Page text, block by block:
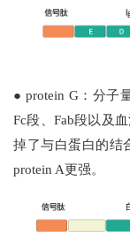
● protein G：分子
Fc段、Fab段以及
掉了与白蛋白的结
protein A更强。